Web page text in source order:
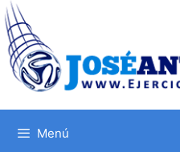
Saltar
al
contenido
Menú